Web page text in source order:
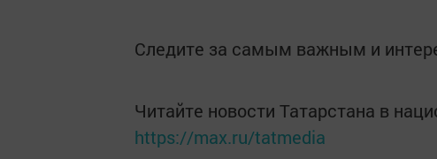
Следите за самым важным и
Читайте новости Татарстана в
https://max.ru/tatmedia